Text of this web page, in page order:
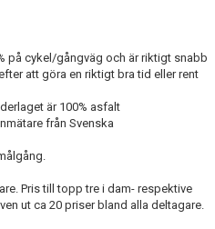
på cykel/gångväg och är riktigt snabb
att göra en riktigt bra tid eller rent
är 100% asfalt
från Svenska
Pris till topp tre i dam- respektive
ut ca 20 priser bland alla deltagare.